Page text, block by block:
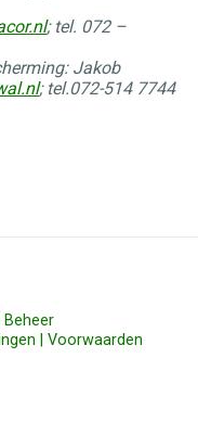
; tel. 072 –
Jakob
; tel.072-514 7744
Beheer
Voorwaarden